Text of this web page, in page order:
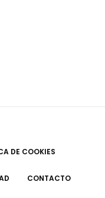
DE COOKIES
CONTACTO